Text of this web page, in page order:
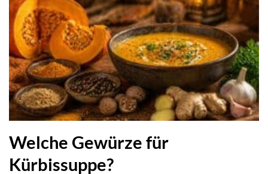
Welche Gewürze für
Kürbissuppe?